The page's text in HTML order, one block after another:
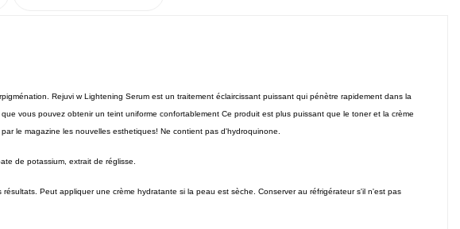
Rejuvi w Lightening Serum est un traitement éclaircissant puissant qui pénètre rapidement dans la
vous pouvez obtenir un teint uniforme confortablement Ce produit est plus puissant que le toner et la crème
le magazine les nouvelles esthetiques! Ne contient pas d'hydroquinone.
de potassium, extrait de réglisse.
résultats. Peut appliquer une crème hydratante si la peau est sèche. Conserver au réfrigérateur s'il n'est pas